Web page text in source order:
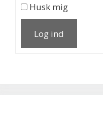
Husk mig
Log ind